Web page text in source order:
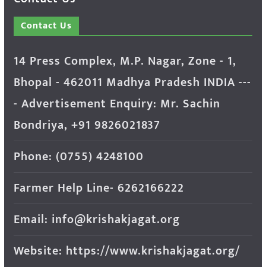
Contact Us
14 Press Complex, M.P. Nagar, Zone - 1,
Bhopal - 462011 Madhya Pradesh INDIA ---
- Advertisement Enquiry: Mr. Sachin
Bondriya, +91 9826021837
Phone: (0755) 4248100
Farmer Help Line- 6262166222
Email: info@krishakjagat.org
Website: https://www.krishakjagat.org/